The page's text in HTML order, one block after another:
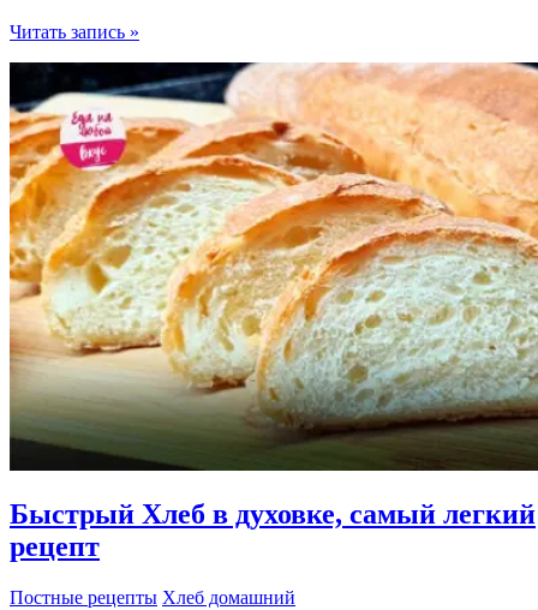
Домашний
сковороде.
Мягкие
Лепешки
на
кипятке
Читать запись »
Быстрый Хлеб в духовке, самый легкий
рецепт
Постные рецепты Хлеб домашний